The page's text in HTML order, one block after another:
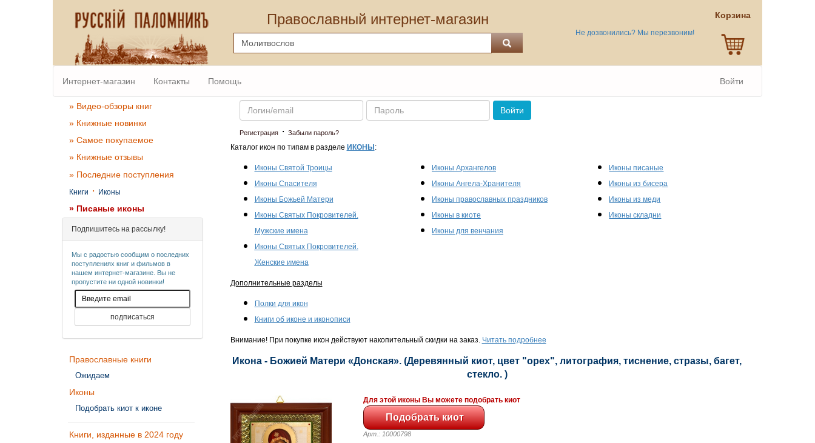
Православный интернет-магазин
Не дозвонились? Мы перезвоним!
Корзина
Интернет-магазин Контакты Помощь Войти
» Видео-обзоры книг
» Книжные новинки
» Самое покупаемое
» Книжные отзывы
» Последние поступления
Книги · Иконы
» Писаные иконы
Подпишитесь на рассылку!
Мы с радостью сообщим о последних
поступлениях книг и фильмов в
нашем интернет-магазине. Вы не
пропустите ни одной новинки!
Православные книги
Ожидаем
Иконы
Подобрать киот к иконе
Книги, изданные в 2024 году
Email Пароль
Войти
Регистрация· Забыли пароль?
Каталог икон по типам в разделе ИКОНЫ :
Иконы Святой Троицы
Иконы Спасителя
Иконы Божьей Матери
Иконы Святых Покровителей.
Мужские имена
Иконы Святых Покровителей.
Женские имена
Иконы Архангелов
Иконы Ангела-Хранителя
Иконы православных праздников
Иконы в киоте
Иконы для венчания
Иконы писаные
Иконы из бисера
Иконы из меди
Иконы складни
Дополнительные разделы
Полки для икон
Книги об иконе и иконописи
Внимание! При покупке икон действуют накопительный скидки на заказ. Читать подробнее
Икона - Божией Матери «Донская». (Деревянный киот, цвет "орех", литография, тиснение, стразы, багет,
стекло. )
Для этой иконы Вы можете подобрать киот
Арт.: 10000798